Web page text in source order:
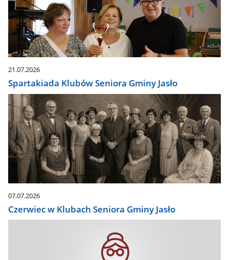
21.07.2026
Spartakiada Klubów Seniora Gminy Jasło
07.07.2026
Czerwiec w Klubach Seniora Gminy Jasło